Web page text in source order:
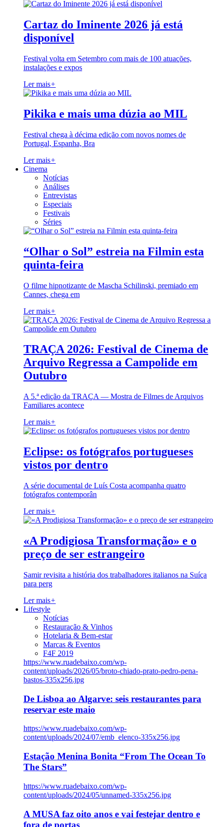
Cartaz do Iminente 2026 já está
disponível
Festival volta em Setembro com mais de 100 atuações,
instalações e expos
Ler mais+
Pikika e mais uma dúzia ao MIL
Festival chega à décima edição com novos nomes de
Portugal, Espanha, Bra
Ler mais+
Cinema
Notícias
Análises
Entrevistas
Especiais
Festivais
Séries
“Olhar o Sol” estreia na Filmin esta
quinta-feira
O filme hipnotizante de Mascha Schilinski, premiado em
Cannes, chega em
Ler mais+
TRAÇA 2026: Festival de Cinema de
Arquivo Regressa a Campolide em
Outubro
A 5.ª edição da TRAÇA — Mostra de Filmes de Arquivos
Familiares acontece
Ler mais+
Eclipse: os fotógrafos portugueses
vistos por dentro
A série documental de Luís Costa acompanha quatro
fotógrafos contemporân
Ler mais+
«A Prodigiosa Transformação» e o
preço de ser estrangeiro
Samir revisita a história dos trabalhadores italianos na Suíça
para perg
Ler mais+
Lifestyle
Notícias
Restauração & Vinhos
Hotelaria & Bem-estar
Marcas & Eventos
F4F 2019
https://www.ruadebaixo.com/wp-
content/uploads/2026/05/broto-chiado-prato-pedro-pena-
bastos-335x256.jpg
De Lisboa ao Algarve: seis restaurantes para
reservar este maio
https://www.ruadebaixo.com/wp-
content/uploads/2024/07/emb_elenco-335x256.jpg
Estação Menina Bonita “From The Ocean To
The Stars”
https://www.ruadebaixo.com/wp-
content/uploads/2024/05/unnamed-335x256.jpg
A MUSA faz oito anos e vai festejar dentro e
fora de portas